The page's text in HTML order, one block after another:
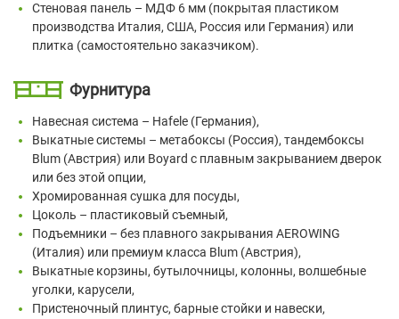
Стеновая панель – МДФ 6 мм (покрытая пластиком
производства Италия, США, Россия или Германия) или
плитка (самостоятельно заказчиком).
Фурнитура
Навесная система – Hafele (Германия),
Выкатные системы – метабоксы (Россия), тандембоксы
Blum (Австрия) или Boyard с плавным закрыванием дверок
или без этой опции,
Хромированная сушка для посуды,
Цоколь – пластиковый съемный,
Подъемники – без плавного закрывания AEROWING
(Италия) или премиум класса Blum (Австрия),
Выкатные корзины, бутылочницы, колонны, волшебные
уголки, карусели,
Пристеночный плинтус, барные стойки и навески,